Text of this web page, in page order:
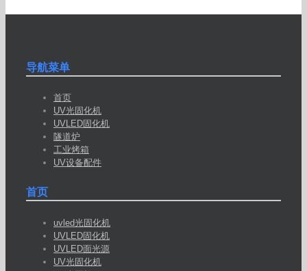
导航菜单
首页
UV光固化机
UVLED固化机
隧道炉
工业烤箱
UV设备配件
首页
uvled光固化机
UVLED固化机
UVLED面光源
UV光固化机